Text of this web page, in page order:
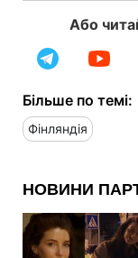
Або
Більше по темі:
Фінляндія